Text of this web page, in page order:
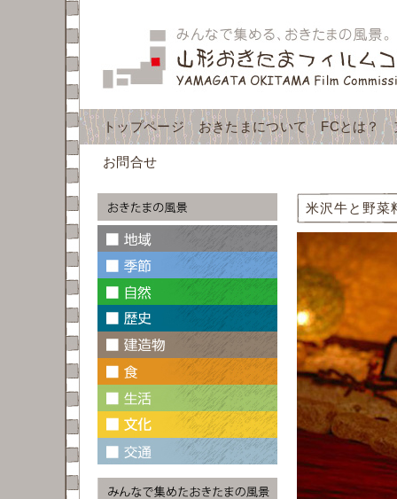
トップページ おきたまについて FCとは？
お問合せ
米沢牛と野菜